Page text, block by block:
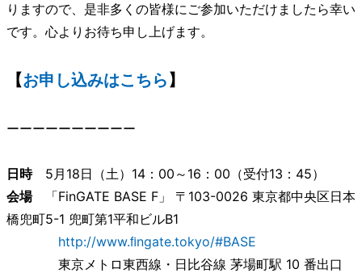
りますので、是非多くの皆様にご参加いただけましたら幸い
です。心よりお待ち申し上げます。
【お申し込みはこちら 】
ーーーーーーーーーー
日時5月18日（土）14：00～16：00（受付13：45）
会場「FinGATE BASE F」 〒103-0026 東京都中央区日本
橋兜町5-1 兜町第1平和ビルB1
http://www.ﬁngate.tokyo/#BASE
東京メトロ東西線・日比谷線 茅場町駅 10 番出口